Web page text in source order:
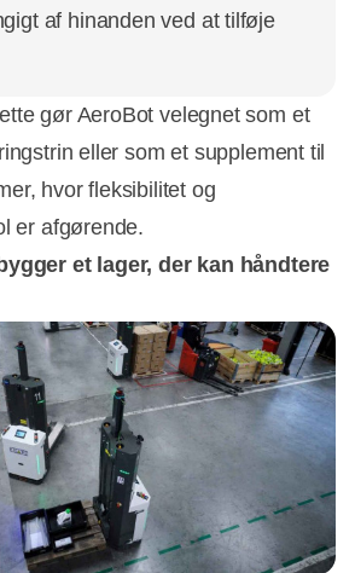
af hinanden ved at tilføje
gør AeroBot velegnet som et
eller som et supplement til
hvor fleksibilitet og
er afgørende.
et lager, der kan håndtere